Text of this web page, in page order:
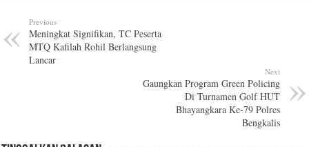
Previous
Meningkat Signifikan, TC Peserta
MTQ Kafilah Rohil Berlangsung
Lancar
Next
Gaungkan Program Green Policing
Di Turnamen Golf HUT
Bhayangkara Ke-79 Polres
Bengkalis